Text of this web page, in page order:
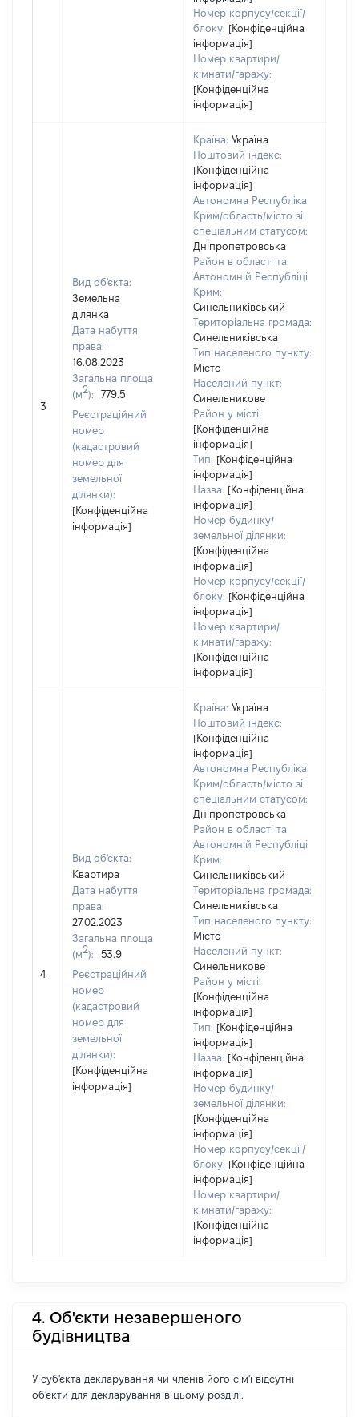
Номер корпусу/секції/
блоку: [Конфіденційна
інформація]
Номер квартири/
кімнати/гаражу:
[Конфіденційна
інформація]
3
Вид об'єкта:
Земельна
ділянка
Дата набуття
права:
16.08.2023
Загальна площа
(м2):
779.5
Реєстраційний
номер
(кадастровий
номер для
земельної
ділянки):
[Конфіденційна
інформація]
Країна: Україна
Поштовий індекс:
[Конфіденційна
інформація]
Автономна Республіка
Крим/область/місто зі
спеціальним статусом:
Дніпропетровська
Район в області та
Автономній Республіці
Крим:
Синельниківський
Територіальна громада:
Синельниківська
Тип населеного пункту:
Місто
Населений пункт:
Синельникове
Район у місті:
[Конфіденційна
інформація]
Тип: [Конфіденційна
інформація]
Назва: [Конфіденційна
інформація]
Номер будинку/
земельної ділянки:
[Конфіденційна
інформація]
Номер корпусу/секції/
блоку: [Конфіденційна
інформація]
Номер квартири/
кімнати/гаражу:
[Конфіденційна
інформація]
4
Вид об'єкта:
Квартира
Дата набуття
права:
27.02.2023
Загальна площа
(м2):
53.9
Реєстраційний
номер
(кадастровий
номер для
земельної
ділянки):
[Конфіденційна
інформація]
Країна: Україна
Поштовий індекс:
[Конфіденційна
інформація]
Автономна Республіка
Крим/область/місто зі
спеціальним статусом:
Дніпропетровська
Район в області та
Автономній Республіці
Крим:
Синельниківський
Територіальна громада:
Синельниківська
Тип населеного пункту:
Місто
Населений пункт:
Синельникове
Район у місті:
[Конфіденційна
інформація]
Тип: [Конфіденційна
інформація]
Назва: [Конфіденційна
інформація]
Номер будинку/
земельної ділянки:
[Конфіденційна
інформація]
Номер корпусу/секції/
блоку: [Конфіденційна
інформація]
Номер квартири/
кімнати/гаражу:
[Конфіденційна
інформація]
4. Об'єкти незавершеного
будівництва
У суб'єкта декларування чи членів його сім'ї відсутні
об'єкти для декларування в цьому розділі.